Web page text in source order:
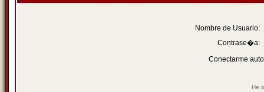
Nombre de Usuario:
Contrase�a:
Conectarme
He